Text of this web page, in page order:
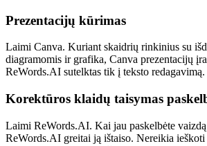
Prezentacijų kūrimas
Laimi Canva. Kuriant skaidrių rinkinius su
diagramomis ir grafika, Canva prezentacijų
ReWords.AI sutelktas tik į teksto redagavimą.
Korektūros klaidų taisymas
Laimi ReWords.AI. Kai jau paskelbėte
ReWords.AI greitai ją ištaiso. Nereikia